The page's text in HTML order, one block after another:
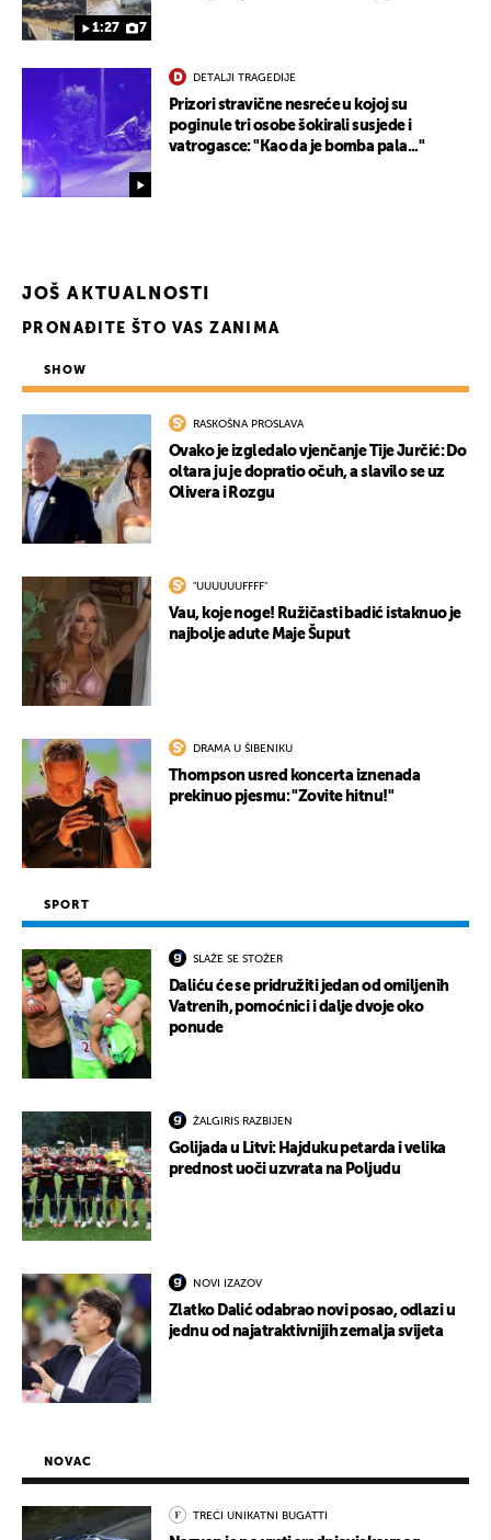
1:27 7
DETALJI TRAGEDIJE
Prizori stravične nesreće u kojoj su
poginule tri osobe šokirali susjede i
vatrogasce: "Kao da je bomba pala..."
JOŠ AKTUALNOSTI
PRONAĐITE ŠTO VAS ZANIMA
SHOW
RASKOŠNA PROSLAVA
Ovako je izgledalo vjenčanje Tije Jurčić: Do
oltara ju je dopratio očuh, a slavilo se uz
Olivera i Rozgu
"UUUUUUFFFF"
Vau, koje noge! Ružičasti badić istaknuo je
najbolje adute Maje Šuput
DRAMA U ŠIBENIKU
Thompson usred koncerta iznenada
prekinuo pjesmu: "Zovite hitnu!"
SPORT
SLAŽE SE STOŽER
Daliću će se pridružiti jedan od omiljenih
Vatrenih, pomoćnici i dalje dvoje oko
ponude
ŽALGIRIS RAZBIJEN
Golijada u Litvi: Hajduku petarda i velika
prednost uoči uzvrata na Poljudu
NOVI IZAZOV
Zlatko Dalić odabrao novi posao, odlazi u
jednu od najatraktivnijih zemalja svijeta
NOVAC
TREĆI UNIKATNI BUGATTI